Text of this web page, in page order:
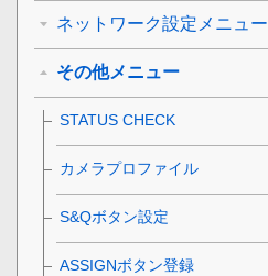
ネットワーク設定メニュー
その他メニュー
STATUS CHECK
カメラプロファイル
S&Qボタン設定
ASSIGNボタン登録